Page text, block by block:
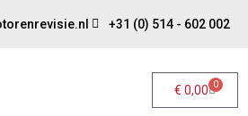
+31 (0) 514 - 602 002
€ 0,00 0